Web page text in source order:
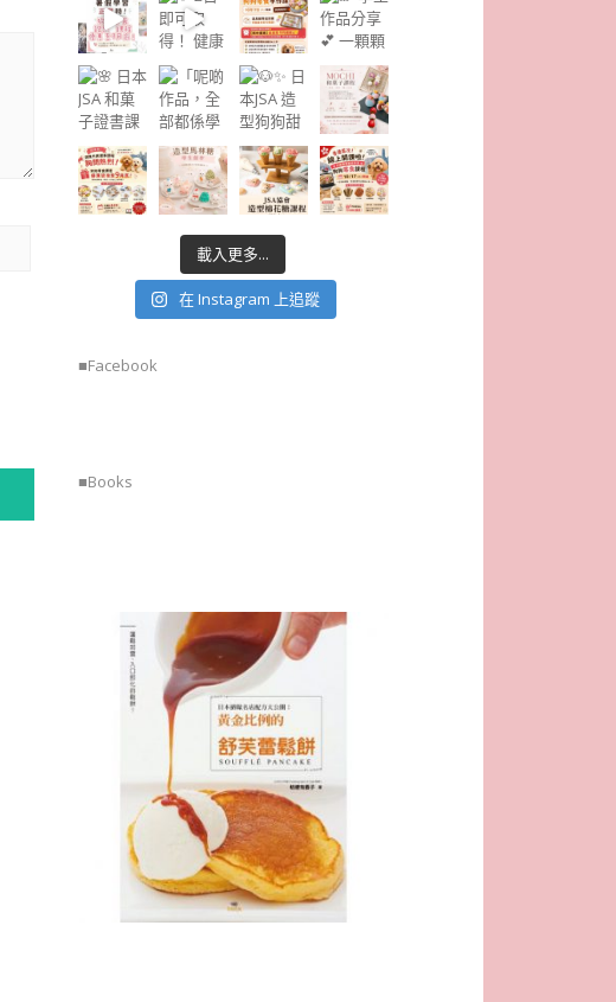
載入更多...
在 Instagram 上追蹤
■Facebook
■Books